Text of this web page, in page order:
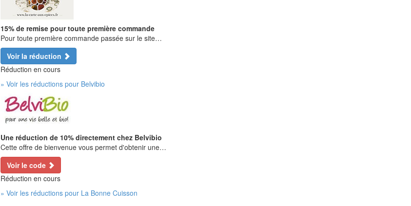
15% de remise pour toute première commande
Pour toute première commande passée sur le site…
Voir la réduction
Réduction en cours
» Voir les réductions pour Belvibio
Une réduction de 10% directement chez Belvibio
Cette offre de bienvenue vous permet d'obtenir une…
Voir le code
Réduction en cours
» Voir les réductions pour La Bonne Cuisson